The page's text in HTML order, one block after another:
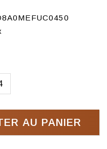
AU PANIER